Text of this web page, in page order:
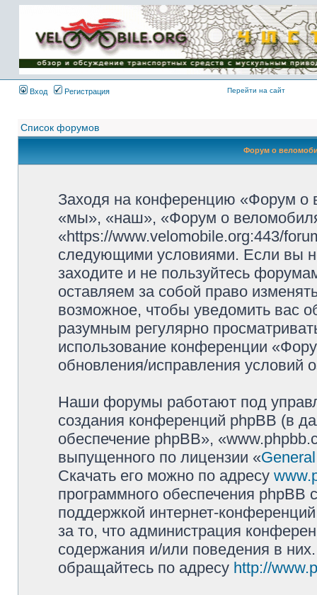
Имя пользователя:
Пароль:
{ LOG_ME_IN_SHORT
}
Вход
Регистрация Перейти на сайт
Список форумов
Форум о
Заходя на конференцию «Форум о
«мы», «наш», «Форум о
«https://www.velomobile.org:443/
следующими условиями. Если вы
заходите и не пользуйтесь
оставляем за собой право
возможное, чтобы уведомить вас
разумным регулярно
использование конференции
обновления/исправления условий
Наши форумы работают под
создания конференций phpBB (в
обеспечение phpBB»,
выпущенного по лицензии «
Скачать его можно по адресу
программного обеспечения phpBB
поддержкой интернет-
за то, что администрация
содержания и/или поведения в
обращайтесь по адресу http://